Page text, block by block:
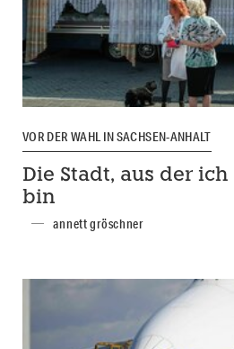
VOR DER WAHL IN SACHSEN-ANHALT
Die Stadt, aus der
bin
annett gröschner